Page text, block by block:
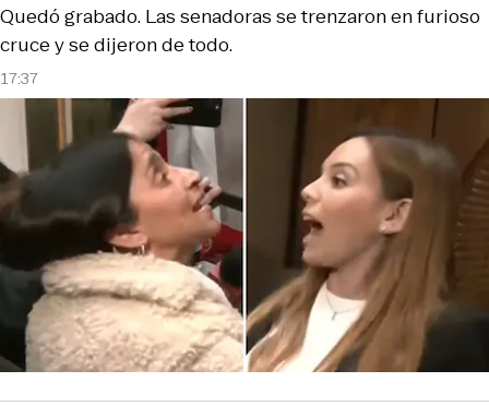
17:37
Quedó grabado. Las senadoras se trenzaron en furioso
cruce y se dijeron de todo.